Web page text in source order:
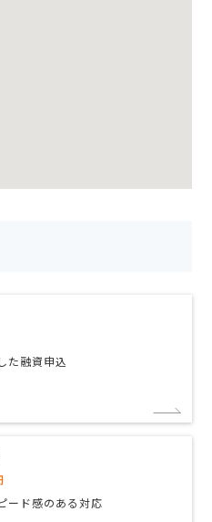
た融資申込
ード感のある対応